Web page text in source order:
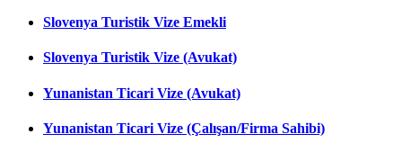
Slovenya Turistik Vize Emekli
Slovenya Turistik Vize (Avukat)
Yunanistan Ticari Vize (Avukat)
Yunanistan Ticari Vize (Çalışan/Firma Sahibi)